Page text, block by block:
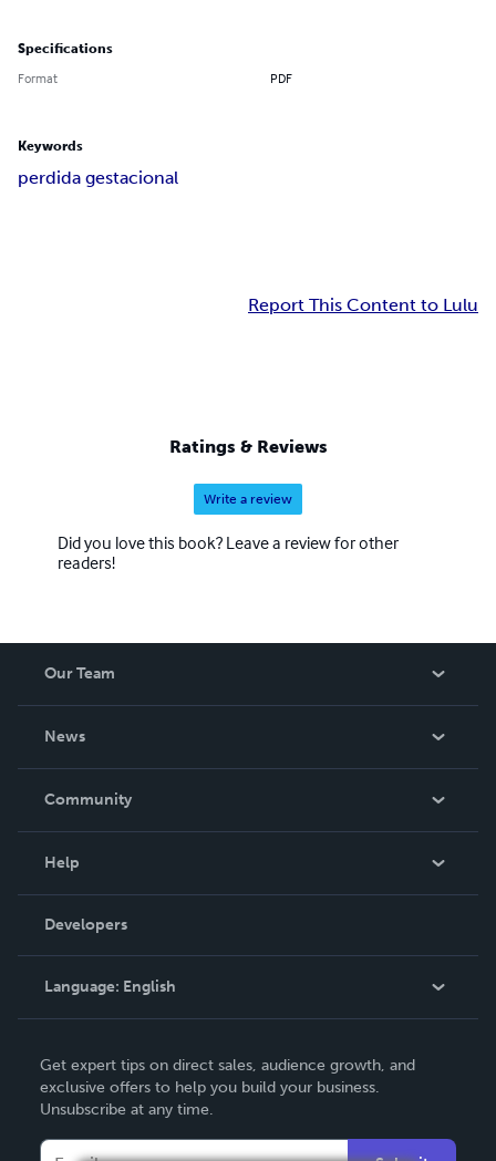
Specifications
Format PDF
Keywords
perdida gestacional
Report This Content to Lulu
Ratings & Reviews
Write a review
Did you love this book? Leave a review for other
readers!
Our Team
News
In The News
Community
Podcast
Help
Order Lookup
Knowledge Base
Contact Support
Developers
Language: English
Deutsch
Français
Italiano
Get expert tips on direct sales, audience growth, and
exclusive offers to help you build your business.
Unsubscribe at any time.